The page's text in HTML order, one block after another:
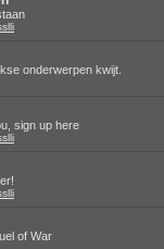
onderwerpen kwijt.
sign up here
of War